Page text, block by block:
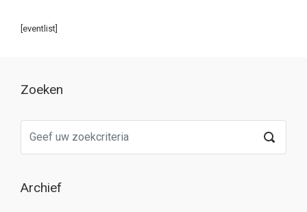
[eventlist]
Zoeken
Archief